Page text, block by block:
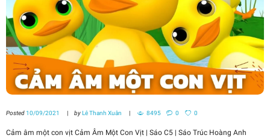
Posted 10/09/2021 byLê Thanh Xuân 8495 0 0
Cảm âm một con vịt Cảm Âm Một Con Vịt | Sáo C5 | Sáo Trúc Hoàng Anh